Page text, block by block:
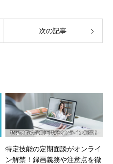
次の記事
特定技能の定期面談がオンライ
ン解禁！録画義務や注意点を徹